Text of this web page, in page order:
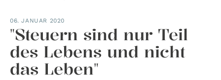
06. JANUAR 2020
"Steuern sind nur Teil
des Lebens und nicht
das Leben"